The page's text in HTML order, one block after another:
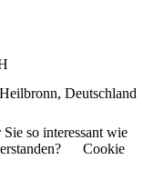
Deutschland
so interessant wie
Cookie